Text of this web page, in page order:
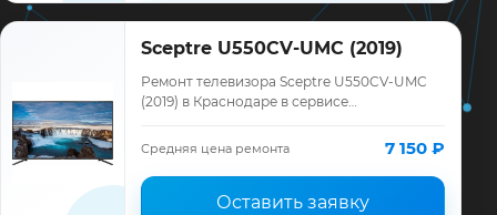
Sceptre U550CV-UMC (2019)
Ремонт телевизора Sceptre U550CV-UMC
(2019) в Краснодаре в сервисе
Sceptre, смета до ремонта, запчасти и
гарантия до 12 м…
Средняя цена ремонта 7 150 ₽
Оставить заявку